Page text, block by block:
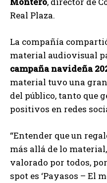
Real Plaza.
La compañía
material audiovisual
campaña navideña
material tuvo una
del público, tanto que
positivos en redes
“Entender que un
más allá de lo
valorado por todos,
spot es ‘Payasos – El